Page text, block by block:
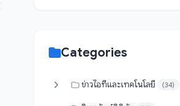
Categories
ข่าวไอทีและเทคโนโลยี (34)